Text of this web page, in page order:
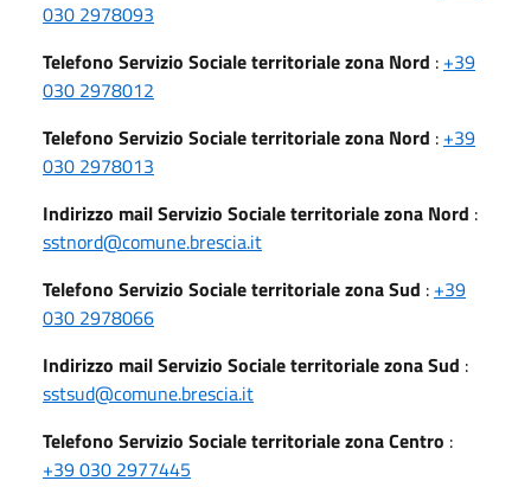
030 2978093
Telefono Servizio Sociale territoriale zona Nord : +39
030 2978012
Telefono Servizio Sociale territoriale zona Nord : +39
030 2978013
Indirizzo mail Servizio Sociale territoriale zona Nord :
sstnord@comune.brescia.it
Telefono Servizio Sociale territoriale zona Sud : +39
030 2978066
Indirizzo mail Servizio Sociale territoriale zona Sud :
sstsud@comune.brescia.it
Telefono Servizio Sociale territoriale zona Centro :
+39 030 2977445